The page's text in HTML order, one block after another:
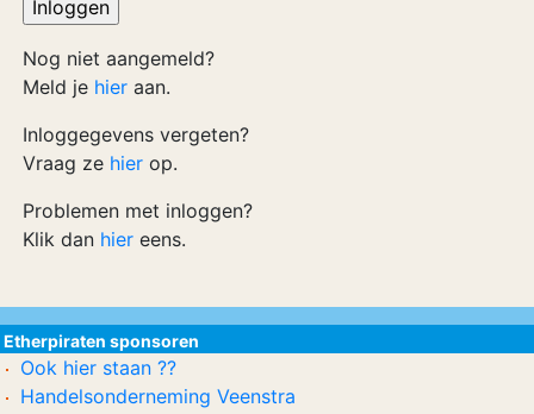
Nog niet aangemeld?
Meld je hier aan.
Inloggegevens vergeten?
Vraag ze hier op.
Problemen met inloggen?
Klik dan hier eens.
Etherpiraten sponsoren
Ook hier staan ??
Handelsonderneming Veenstra